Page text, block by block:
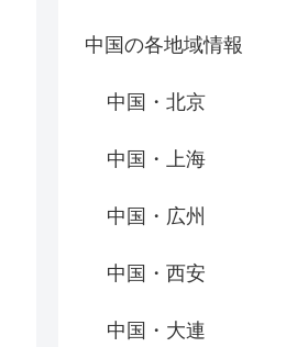
中国の各地域情報
中国・北京
中国・上海
中国・広州
中国・西安
中国・大連